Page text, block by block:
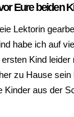
Eure beiden
Lektorin
habe ich auf
Kind
zu Hause
aus der